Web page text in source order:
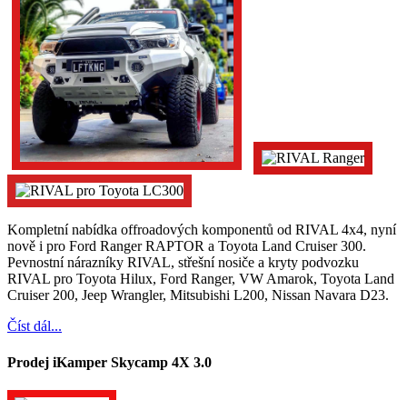
Kompletní nabídka offroadových komponentů od RIVAL 4x4, nyní
nově i pro Ford Ranger RAPTOR a Toyota Land Cruiser 300.
Pevnostní nárazníky RIVAL, střešní nosiče a kryty podvozku
RIVAL pro Toyota Hilux, Ford Ranger, VW Amarok, Toyota Land
Cruiser 200, Jeep Wrangler, Mitsubishi L200, Nissan Navara D23.
Číst dál...
Prodej iKamper Skycamp 4X 3.0